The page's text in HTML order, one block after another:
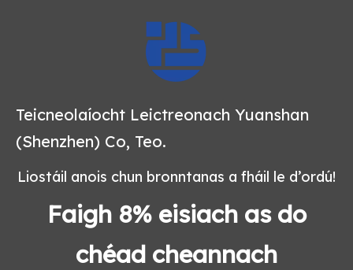
Teicneolaíocht Leictreonach Yuanshan
(Shenzhen) Co, Teo.
Liostáil anois chun bronntanas a fháil le d’ordú!
Faigh 8% eisiach as do
chéad cheannach